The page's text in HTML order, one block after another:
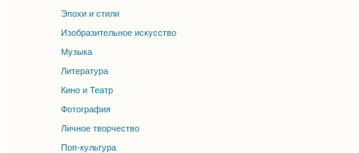
Эпохи и стили
Изобразительное искусство
Музыка
Литература
Кино и Театр
Фотография
Личное творчество
Поп-культура